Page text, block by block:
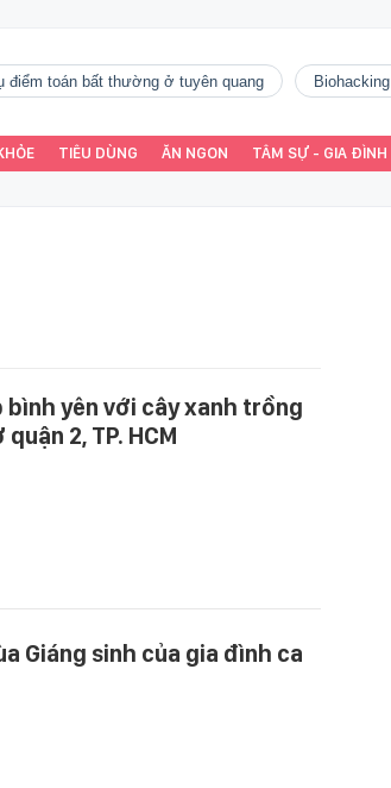
điểm toán bất thường ở tuyên quang Biohacking
TIÊU DÙNG ĂN NGON TÂM SỰ - GIA ĐÌNH
bình yên với cây xanh trồng
2, TP. HCM
Giáng sinh của gia đình ca